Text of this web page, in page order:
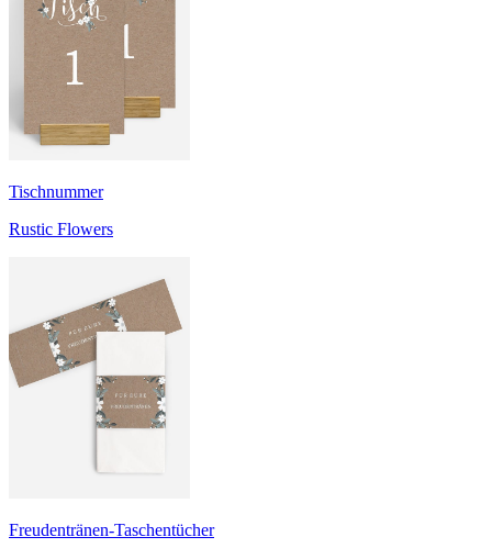
Tischnummer
Rustic Flowers
Freudentränen-Taschentücher